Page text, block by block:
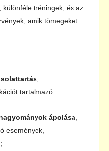
különféle tréningek, és az
amik tömegeket
tartalmazó
hagyományok ápolása
események,